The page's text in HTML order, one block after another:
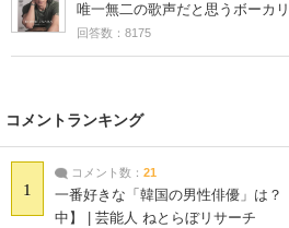
唯一無二の歌声だと思うボーカ
回答数：8175
コメントランキング
1
コメント数： 21
一番好きな「韓国の男性俳優」は？
中】 | 芸能人 ねとらぼリサーチ